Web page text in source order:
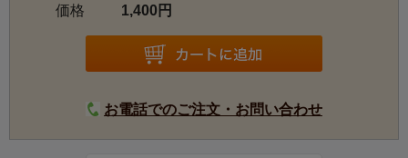
価格 1,400円
お電話でのご注文・お問い合わせ